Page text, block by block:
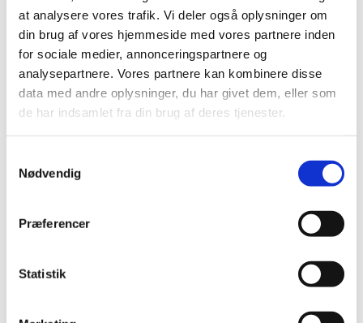
at analysere vores trafik. Vi deler også oplysninger om
din brug af vores hjemmeside med vores partnere inden
for sociale medier, annonceringspartnere og
analysepartnere. Vores partnere kan kombinere disse
data med andre oplysninger, du har givet dem, eller som
de har indsamlet fra din brug af deres tjenester.
Nødvendig
Præferencer
Statistik
halskæde med hjerter
SorteringStandard
Standard
Custom
Navn
Pris
Dato
Average rating
Product ID